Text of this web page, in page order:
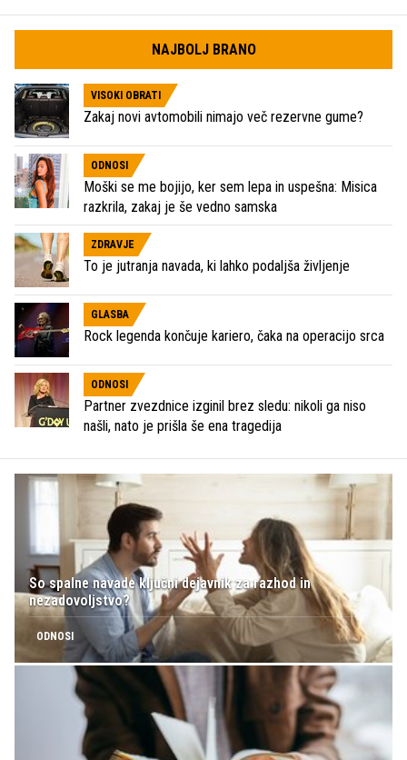
NAJBOLJ BRANO
VISOKI OBRATI
Zakaj novi avtomobili nimajo več rezervne gume?
ODNOSI
Moški se me bojijo, ker sem lepa in uspešna: Misica
razkrila, zakaj je še vedno samska
ZDRAVJE
To je jutranja navada, ki lahko podaljša življenje
GLASBA
Rock legenda končuje kariero, čaka na operacijo srca
ODNOSI
Partner zvezdnice izginil brez sledu: nikoli ga niso
našli, nato je prišla še ena tragedija
So spalne navade ključni dejavnik za razhod in
nezadovoljstvo?
ODNOSI